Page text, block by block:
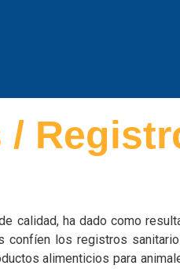
calidad, ha dado como
los registros
alimenticios para